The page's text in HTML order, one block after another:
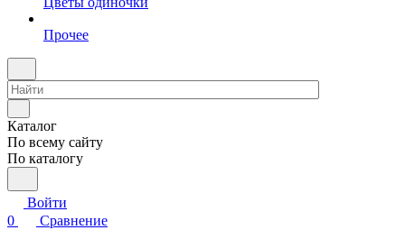
Прочее
Каталог
По всему сайту
По каталогу
Войти
0
Сравнение